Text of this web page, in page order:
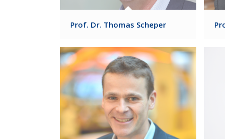
Prof. Dr. Thomas Scheper